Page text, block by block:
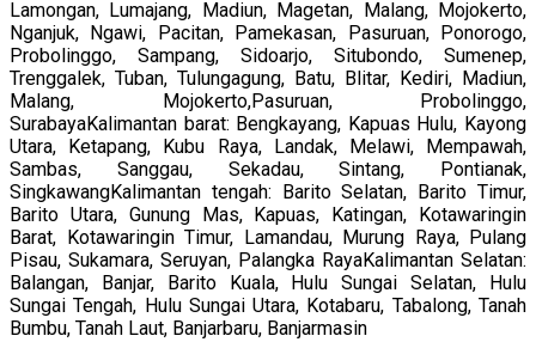
Lamongan, Lumajang, Madiun, Magetan, Malang, Mojokerto,
Nganjuk, Ngawi, Pacitan, Pamekasan, Pasuruan, Ponorogo,
Probolinggo, Sampang, Sidoarjo, Situbondo, Sumenep,
Trenggalek, Tuban, Tulungagung, Batu, Blitar, Kediri, Madiun,
Malang, Mojokerto,Pasuruan, Probolinggo,
SurabayaKalimantan barat: Bengkayang, Kapuas Hulu, Kayong
Utara, Ketapang, Kubu Raya, Landak, Melawi, Mempawah,
Sambas, Sanggau, Sekadau, Sintang, Pontianak,
SingkawangKalimantan tengah: Barito Selatan, Barito Timur,
Barito Utara, Gunung Mas, Kapuas, Katingan, Kotawaringin
Barat, Kotawaringin Timur, Lamandau, Murung Raya, Pulang
Pisau, Sukamara, Seruyan, Palangka RayaKalimantan Selatan:
Balangan, Banjar, Barito Kuala, Hulu Sungai Selatan, Hulu
Sungai Tengah, Hulu Sungai Utara, Kotabaru, Tabalong, Tanah
Bumbu, Tanah Laut, Banjarbaru, Banjarmasin